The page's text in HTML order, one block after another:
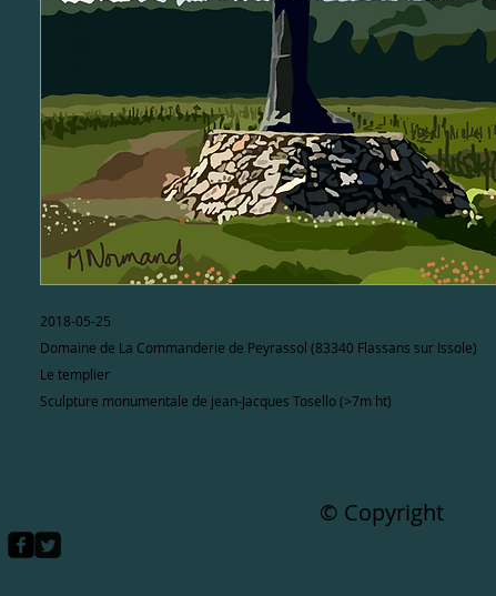
2018-05-25
Domaine de La Commanderie de Peyrassol (83340 Flassans sur Issole)
Le templier
Sculpture monumentale de jean-Jacques Tosello (>7m ht)
© Copyright